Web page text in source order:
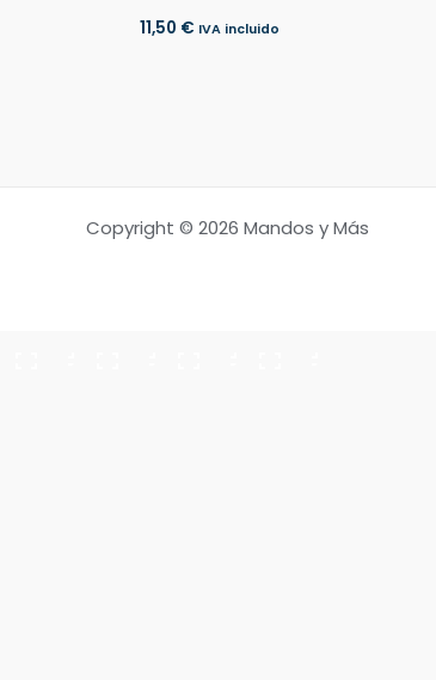
11,50 € IVA incluido
Copyright © 2026 Mandos y Más